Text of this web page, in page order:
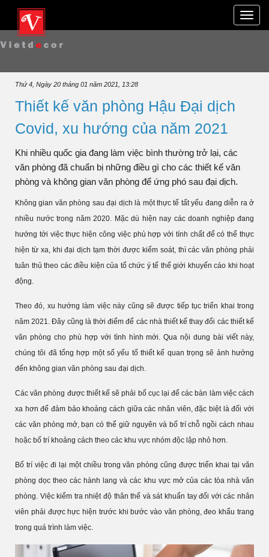
Toggle
Thứ 4, Ngày 20 tháng 01 năm 2021, 13:28
Thiết kế văn phòng Hậu Đại dịch
Covid, xu hướng của năm 2021
Khi nhiều quốc gia đang làm việc bình thường trở lại, các
văn phòng đã chuẩn bị những điều gì cho các thiết kế văn
phòng và không gian văn phòng để ứng phó sau đại dịch.
Không gian văn phòng sau đại dịch là một thực tế tất yếu đang diễn ra ở
nhiều nước trong năm 2020. Mặc dù hiện nay các doanh nghiệp đang
hướng tới việc thực hiện công việc phù hợp với tính chất để có thể thực
hiện từ xa, khi đại dịch tạm thời được kiểm soát, thì các văn phòng phải
tuân thủ theo các điều kiện của tổ chức ý tế thế giới khuyến cáo khi hoạt
động.
Theo đó, xu hướng làm việc này cũng sẽ được tiếp tục triển khai trong
năm 2021. Đây cũng là thời điểm để các nhà thiết kế thay đổi các thiết kế
văn phòng cho phù hợp với tình hình mới. Qua nội dung bài viết này,
chúng tôi đã tổng hợp một số yếu tố thiết kế quan trọng sẽ ảnh hưởng
đến không gian văn phòng sau đại dịch.
Các văn phòng được thiết kế sẽ phải bố cục lại để các bàn làm việc cách
xa hơn để đảm bảo khoảng cách giữa các nhân viên, đặc biệt là đối với
các văn phòng mở, bạn có thể giữ nguyên và bố trí chỗ ngồi cách nhau
hoặc bố trí khoảng cách theo các khu vực nhóm độc lập nhỏ hơn.
Bố trí việc đi lại một chiều trong văn phòng cũng được triển khai tại văn
phòng dọc theo các hành lang và các khu vực mở của các tòa nhà văn
phòng. Việc kiểm tra nhiệt độ thân thể và sát khuẩn tay đối với các nhân
viên phải được hực hiện trước khi bước vào văn phòng, đeo khẩu trang
trong quá trình làm việc.